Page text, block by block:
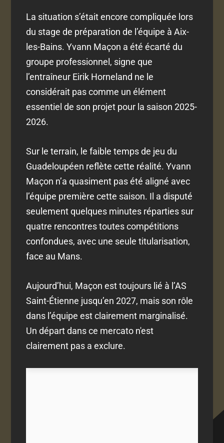
La situation s’était encore compliquée lors
du stage de préparation de l’équipe à Aix-
les-Bains. Yvann Maçon a été écarté du
groupe professionnel, signe que
l’entraîneur Eirik Horneland ne le
considérait pas comme un élément
essentiel de son projet pour la saison 2025-
2026.
Sur le terrain, le faible temps de jeu du
Guadeloupéen reflète cette réalité. Yvann
Maçon n’a quasiment pas été aligné avec
l’équipe première cette saison. Il a disputé
seulement quelques minutes réparties sur
quatre rencontres toutes compétitions
confondues, avec une seule titularisation,
face au Mans.
Aujourd’hui, Maçon est toujours lié à l’AS
Saint-Étienne jusqu’en 2027, mais son rôle
dans l’équipe est clairement marginalisé.
Un départ dans ce mercato n'est
clairement pas a exclure.